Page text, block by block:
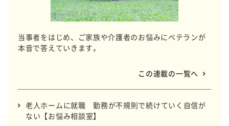
当事者をはじめ、ご家族や介護者のお悩みにベテランが
本音で答えていきます。
この連載の一覧へ
老人ホームに就職 勤務が不規則で続けていく自信が
ない【お悩み相談室】